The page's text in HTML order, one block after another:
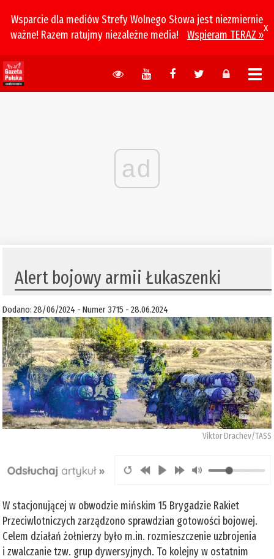
Wsparcie dla mediów Strefy Wolnego Słowa jest niezmiernie
ważne! Razem ratujmy niezależne media!
Wspieram TERAZ »
x
ad
Alert bojowy armii Łukaszenki
Dodano: 28/06/2024 - Numer 3715 - 28.06.2024
Viktor Drachev/TASS
W stacjonującej w obwodzie mińskim 15 Brygadzie Rakiet
Przeciwlotniczych zarządzono sprawdzian gotowości bojowej.
Celem działań żołnierzy było m.in. rozmieszczenie uzbrojenia
i zwalczanie tzw. grup dywersyjnych. To kolejny w ostatnim